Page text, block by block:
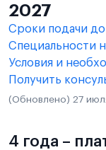
2027
Сроки подачи
Специальности
Условия и
Получить
(Обновлено) 27
4 года –